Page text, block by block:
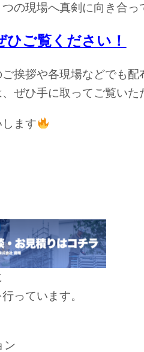
の現場へ真剣に向き合っ
ひご覧ください ！
挨拶や各現場などでも配
ぜひ手に取ってご覧い
ます
っています。
ン